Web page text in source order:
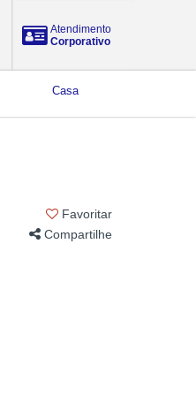
Atendimento
Corporativo
Casa
Favoritar
Compartilhe